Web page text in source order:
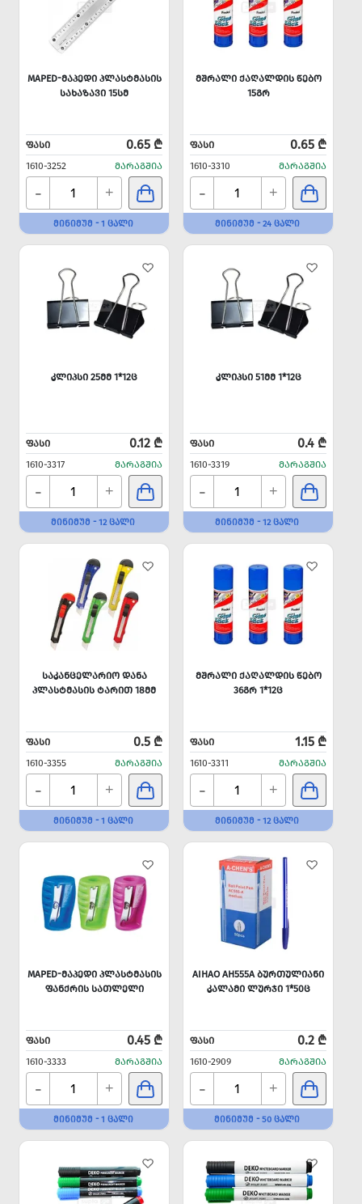
MAPED-ᲛᲐᲞᲔᲓᲘ ᲞᲚᲐᲡᲢᲛᲐᲡᲘᲡ
ᲡᲐᲮᲐᲖᲐᲕᲘ 15ᲡᲛ
ᲤᲐᲡᲘ 0.65 ₾
1610-3252 ᲛᲐᲠᲐᲒᲨᲘᲐ
- +
ᲛᲘᲜᲘᲛᲣᲛ - 1 ᲪᲐᲚᲘ
ᲛᲨᲠᲐᲚᲘ ᲥᲐᲦᲐᲚᲓᲘᲡ ᲬᲔᲑᲝ
15ᲒᲠ
ᲤᲐᲡᲘ 0.65 ₾
1610-3310 ᲛᲐᲠᲐᲒᲨᲘᲐ
- +
ᲛᲘᲜᲘᲛᲣᲛ - 24 ᲪᲐᲚᲘ
ᲙᲚᲘᲞᲡᲘ 25ᲛᲛ 1*12Ც
ᲤᲐᲡᲘ 0.12 ₾
1610-3317 ᲛᲐᲠᲐᲒᲨᲘᲐ
- +
ᲛᲘᲜᲘᲛᲣᲛ - 12 ᲪᲐᲚᲘ
ᲙᲚᲘᲞᲡᲘ 51ᲛᲛ 1*12Ც
ᲤᲐᲡᲘ 0.4 ₾
1610-3319 ᲛᲐᲠᲐᲒᲨᲘᲐ
- +
ᲛᲘᲜᲘᲛᲣᲛ - 12 ᲪᲐᲚᲘ
ᲡᲐᲙᲐᲜᲪᲔᲚᲐᲠᲘᲝ ᲓᲐᲜᲐ
ᲞᲚᲐᲡᲢᲛᲐᲡᲘᲡ ᲢᲐᲠᲘᲗ 18ᲛᲛ
ᲤᲐᲡᲘ 0.5 ₾
1610-3355 ᲛᲐᲠᲐᲒᲨᲘᲐ
- +
ᲛᲘᲜᲘᲛᲣᲛ - 1 ᲪᲐᲚᲘ
ᲛᲨᲠᲐᲚᲘ ᲥᲐᲦᲐᲚᲓᲘᲡ ᲬᲔᲑᲝ
36ᲒᲠ 1*12Ც
ᲤᲐᲡᲘ 1.15 ₾
1610-3311 ᲛᲐᲠᲐᲒᲨᲘᲐ
- +
ᲛᲘᲜᲘᲛᲣᲛ - 12 ᲪᲐᲚᲘ
MAPED-ᲛᲐᲞᲔᲓᲘ ᲞᲚᲐᲡᲢᲛᲐᲡᲘᲡ
ᲤᲐᲜᲥᲠᲘᲡ ᲡᲐᲗᲚᲔᲚᲘ
ᲤᲐᲡᲘ 0.45 ₾
1610-3333 ᲛᲐᲠᲐᲒᲨᲘᲐ
- +
ᲛᲘᲜᲘᲛᲣᲛ - 1 ᲪᲐᲚᲘ
AIHAO AH555A ᲑᲣᲠᲗᲣᲚᲘᲐᲜᲘ
ᲙᲐᲚᲐᲛᲘ ᲚᲣᲠᲯᲘ 1*50Ც
ᲤᲐᲡᲘ 0.2 ₾
1610-2909 ᲛᲐᲠᲐᲒᲨᲘᲐ
- +
ᲛᲘᲜᲘᲛᲣᲛ - 50 ᲪᲐᲚᲘ